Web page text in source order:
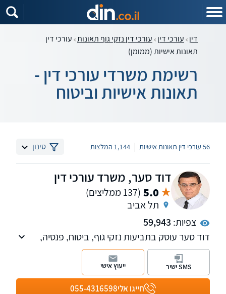
דין עורכי דין עורכי דין נזקי גוף תאונות עורכי דין
תאונות אישיות (ממומן)
רשימת משרדי עורכי דין -
תאונות אישיות וביטוח
56 עורכי דין תאונות אישיות 1,144 המלצות סינון
דוד סער, משרד עורכי דין
5.0 (137 ממליצים)
תל אביב
צפיות: 59,943
דוד סער עוסק בתביעות נזקי גוף, ביטוח, פנסיה,
אובדן כושר עבודה, רשלנות רפואית, נכויות, משרד
הביטחון וביטוח לאומי. בכיר לשעבר בחברות
ביטוח, בעל השכלה בכלכלה ותואר שני במשפטים.
חייגו אלי055-4316598
SMS ישיר ייעוץ אישי